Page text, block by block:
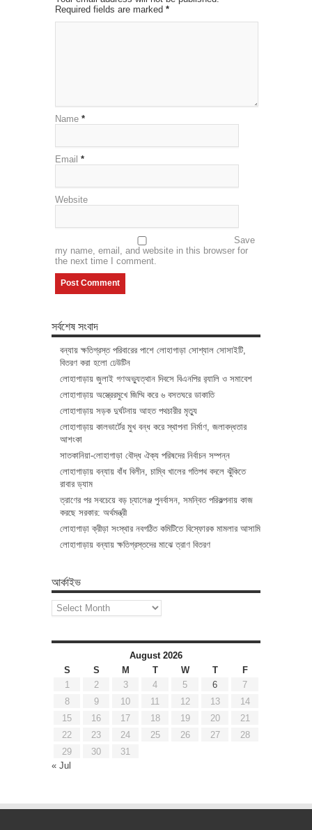
Required fields are marked *
Name *
Email *
Website
Save
my name, email, and website in this browser for
the next time I comment.
সর্বশেষ সংবাদ
বন্যায় ক্ষতিগ্রস্ত পরিবারের পাশে লোহাগাড়া সোশ্যাল সোসাইটি,
বিতরণ করা হলো ঢেউটিন
লোহাগাড়ায় জুলাই গণঅভ্যুত্থান দিবসে বিএনপির র‌্যালি ও সমাবেশ
লোহাগাড়ায় অস্ত্রেরমুখে জিম্মি করে ৬ বসতঘরে ডাকাতি
লোহাগাড়ায় সড়ক দুর্ঘটনায় আহত পথচারীর মৃত্যু
লোহাগাড়ায় কালভার্টের মুখ বন্ধ করে স্থাপনা নির্মাণ, জলাবদ্ধতার
আশংকা
সাতকানিয়া-লোহাগাড়া বৌদ্ধ ঐক্য পরিষদের নির্বাচন সম্পন্ন
লোহাগাড়ায় বন্যায় বাঁধ বিলীন, চাম্বি খালের গতিপথ বদলে ঝুঁকিতে
রাবার ড্যাম
ত্রাণের পর সবচেয়ে বড় চ্যালেঞ্জ পুনর্বাসন, সমন্বিত পরিকল্পনায় কাজ
করছে সরকার: অর্থমন্ত্রী
লোহাগাড়া ক্রীড়া সংস্থার নবগঠিত কমিটিতে বিস্ফোরক মামলার আসামি
লোহাগাড়ায় বন্যায় ক্ষতিগ্রস্তদের মাঝে ত্রাণ বিতরণ
আর্কাইভ
আর্কাইভ
August 2026
S
S M T W T
F
1
2 3 4 5 6
7
8
9 10 11 12 13
14
15
16 17 18 19 20
21
22
23 24 25 26 27
28
29
30
31
« Jul